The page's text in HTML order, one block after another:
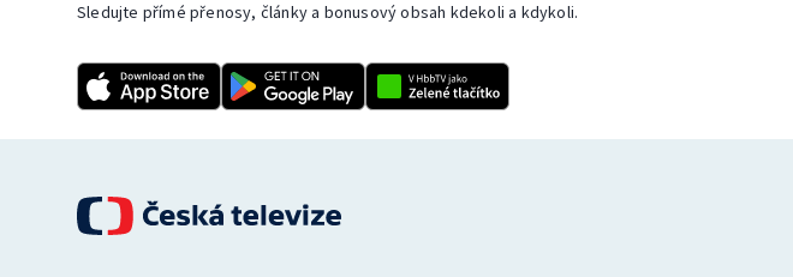
Sledujte přímé přenosy, články a bonusový obsah kdekoli a kdykoli.